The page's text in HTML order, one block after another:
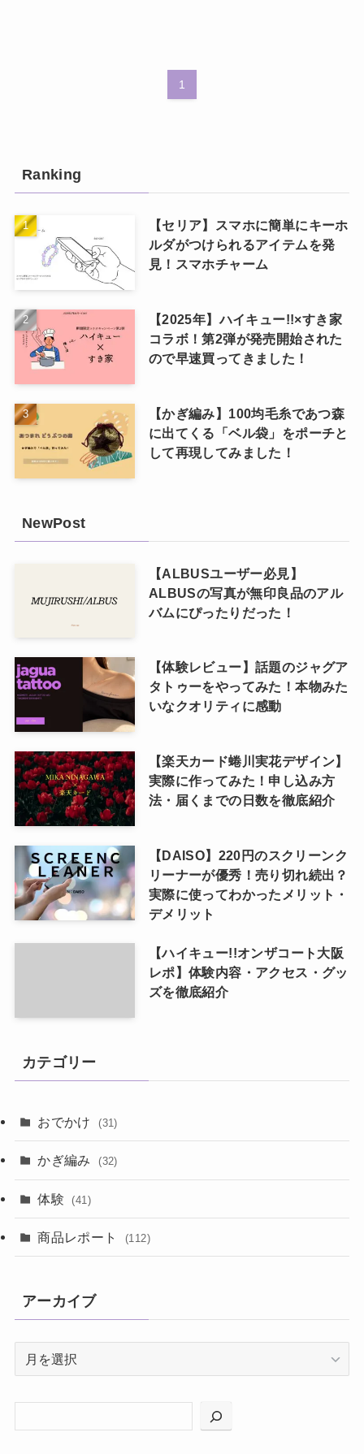
1
Ranking
【セリア】スマホに簡単にキーホ
ルダがつけられるアイテムを発
見！スマホチャーム
【2025年】ハイキュー!!×すき家
コラボ！第2弾が発売開始された
ので早速買ってきました！
【かぎ編み】100均毛糸であつ森
に出てくる「ベル袋」をポーチと
して再現してみました！
NewPost
【ALBUSユーザー必見】
ALBUSの写真が無印良品のアル
バムにぴったりだった！
【体験レビュー】話題のジャグア
タトゥーをやってみた！本物みた
いなクオリティに感動
【楽天カード蜷川実花デザイン】
実際に作ってみた！申し込み方
法・届くまでの日数を徹底紹介
【DAISO】220円のスクリーンク
リーナーが優秀！売り切れ続出？
実際に使ってわかったメリット・
デメリット
【ハイキュー!!オンザコート大阪
レポ】体験内容・アクセス・グッ
ズを徹底紹介
カテゴリー
おでかけ (31)
かぎ編み (32)
体験 (41)
商品レポート (112)
アーカイブ
ブ